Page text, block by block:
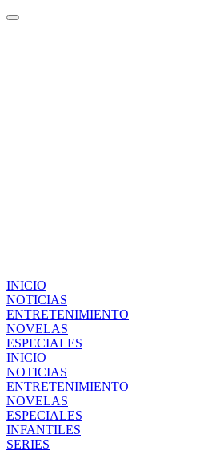
INICIO
NOTICIAS
ENTRETENIMIENTO
NOVELAS
ESPECIALES
INICIO
NOTICIAS
ENTRETENIMIENTO
NOVELAS
ESPECIALES
INFANTILES
SERIES